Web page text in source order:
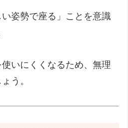
姿勢で座る」ことを意識
いにくくなるため、無理
う。